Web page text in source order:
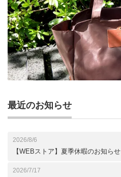
最近のお知らせ
2026/8/6
【WEBストア】夏季休暇のお知らせ
2026/7/17